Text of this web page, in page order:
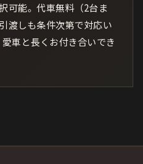
可能。代車無料（2台ま
渡しも条件次第で対応い
車と長くお付き合いでき